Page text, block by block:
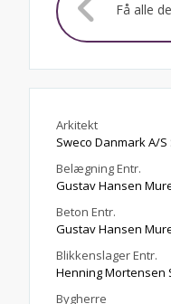
Få alle
Arkitekt
Sweco Danmark A/
Belægning Entr.
Beton Entr.
Blikkenslager Entr.
Henning Mortensen
Bygherre